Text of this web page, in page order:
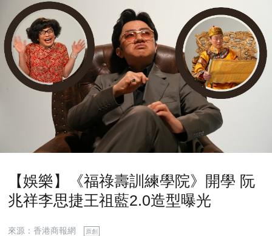
​【娛樂】《福祿壽訓練學院》開學 阮
兆祥李思捷王祖藍2.0造型曝光
來源：香港商報網 原創